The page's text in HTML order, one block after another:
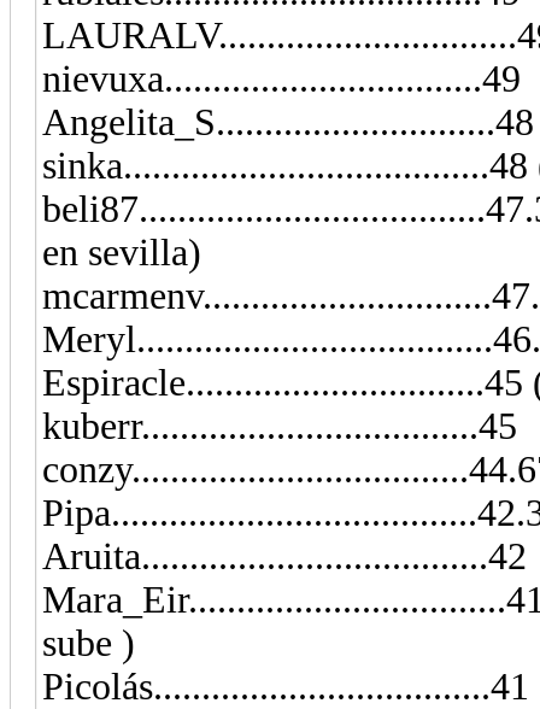
nievuxa.................................49
en sevilla)
kuberr...................................45
Aruita....................................42
sube )
Picolás...................................41